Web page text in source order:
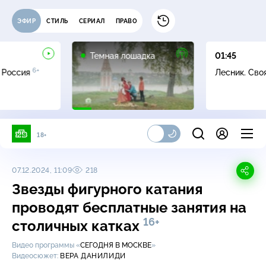
ЭФИР СТИЛЬ СЕРИАЛ ПРАВО
Россия6+
Темная лошадка
16+
01:45
Лесник.
18+
07.12.2024, 11:09 218
Звезды фигурного катания
проводят бесплатные занятия на
столичных катках 16+
Видео программы «СЕГОДНЯ В МОСКВЕ»
Видеосюжет: ВЕРА ДАНИЛИДИ